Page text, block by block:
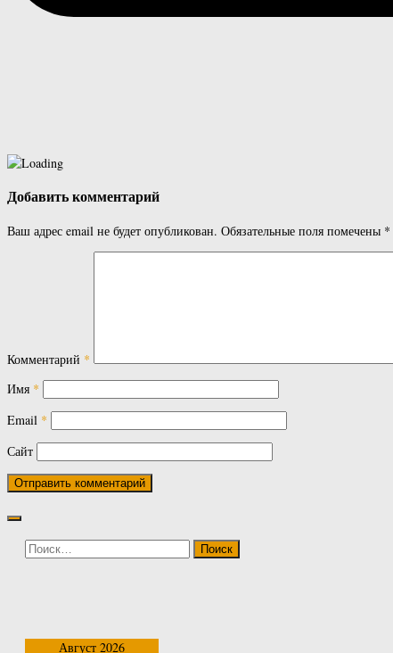
Добавить комментарий
Ваш адрес email не будет опубликован. Обязательные поля помечены *
Комментарий *
Имя *
Email *
Сайт
Найти:
Август 2026